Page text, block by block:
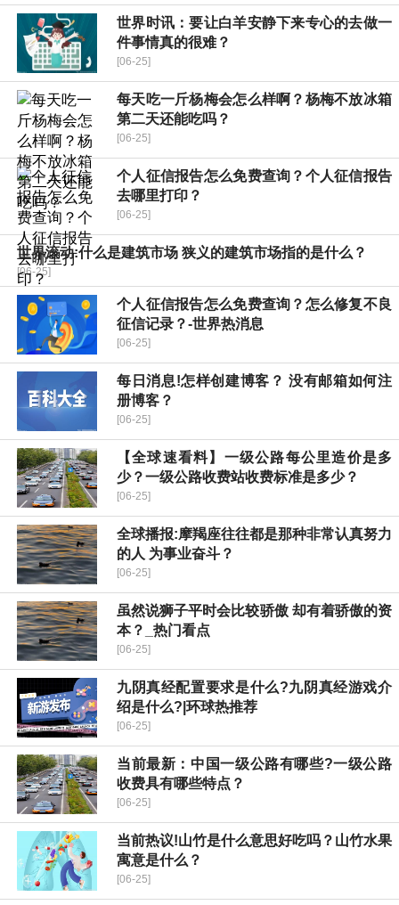
世界时讯：要让白羊安静下来专心的去做一
件事情真的很难？
[06-25]
每天吃一斤杨梅会怎么样啊？杨梅不放冰箱
第二天还能吃吗？
[06-25]
个人征信报告怎么免费查询？个人征信报告
去哪里打印？
[06-25]
世界滚动:什么是建筑市场 狭义的建筑市场指的是什么？
[06-25]
个人征信报告怎么免费查询？怎么修复不良
征信记录？-世界热消息
[06-25]
每日消息!怎样创建博客？ 没有邮箱如何注
册博客？
[06-25]
【全球速看料】一级公路每公里造价是多
少？一级公路收费站收费标准是多少？
[06-25]
全球播报:摩羯座往往都是那种非常认真努力
的人 为事业奋斗？
[06-25]
虽然说狮子平时会比较骄傲 却有着骄傲的资
本？_热门看点
[06-25]
九阴真经配置要求是什么?九阴真经游戏介
绍是什么?|环球热推荐
[06-25]
当前最新：中国一级公路有哪些?一级公路
收费具有哪些特点？
[06-25]
当前热议!山竹是什么意思好吃吗？山竹水果
寓意是什么？
[06-25]